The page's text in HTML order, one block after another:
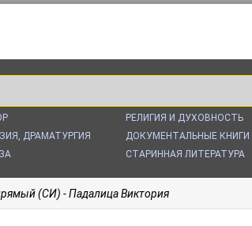
ДРАМАТУРГИЯ
РЕЛИГИЯ И ДУХОВНОСТЬ
ДОКУМЕНТАЛЬНЫЕ КНИГИ
СТАРИННАЯ ЛИТЕРАТУРА
(СИ) - Падалица Виктория